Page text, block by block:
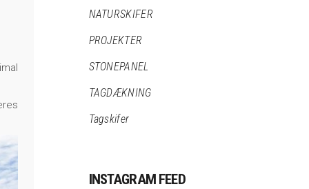
NATURSKIFER
PROJEKTER
STONEPANEL
TAGDÆKNING
Tagskifer
INSTAGRAM FEED